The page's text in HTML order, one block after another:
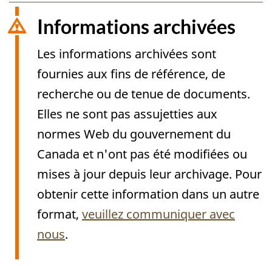
Informations archivées
Les informations archivées sont
fournies aux fins de référence, de
recherche ou de tenue de documents.
Elles ne sont pas assujetties aux
normes Web du gouvernement du
Canada et n'ont pas été modifiées ou
mises à jour depuis leur archivage. Pour
obtenir cette information dans un autre
format, veuillez communiquer avec
nous.